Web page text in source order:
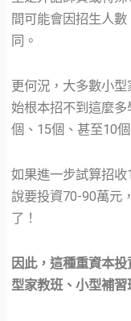
間可能會因招生人
同。
更何況，大多數小
始根本招不到這麼
個、15個、甚至10
如果進一步試算招
說要投資70-90萬元
了！
因此，這種重資本
型家教班、小型補習